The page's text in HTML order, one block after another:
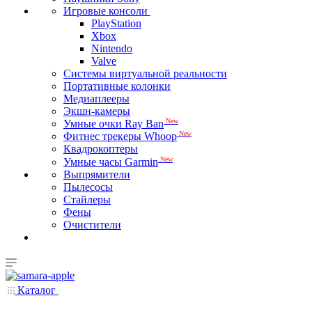
Игровые консоли
PlayStation
Xbox
Nintendo
Valve
Системы виртуальной реальности
Портативные колонки
Медиаплееры
Экшн-камеры
Умные очки Ray Ban New
Фитнес трекеры Whoop New
Квадрокоптеры
Умные часы Garmin New
Выпрямители
Пылесосы
Стайлеры
Фены
Очистители
Каталог